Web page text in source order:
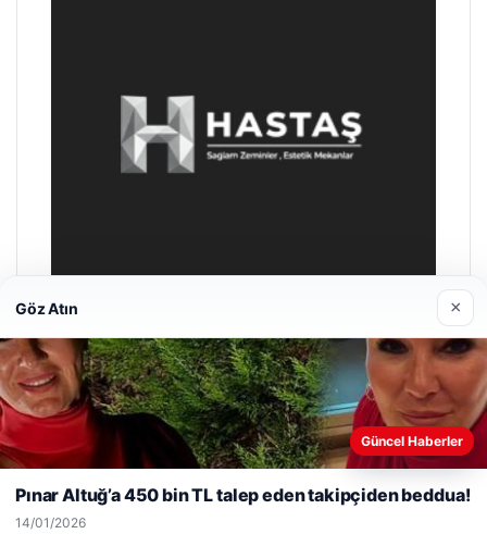
Enes Kaplan Avukatlık Bürosu
28/04/2026
Web sitemizi nasıl kullandığınızı daha iyi anlayabilmek,
deneyiminizi kişiselleştirmek ve geliştirmek amacıyla çerezler
Göz Atın ×
Güncel Haberler
Pınar Altuğ’a 450 bin TL talep eden takipçiden beddua!
14/01/2026